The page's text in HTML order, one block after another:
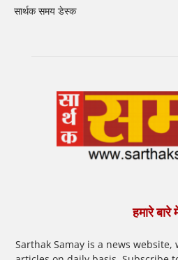
सार्थक समय डेस्क
हमारे बारे
Sarthak Samay is a news